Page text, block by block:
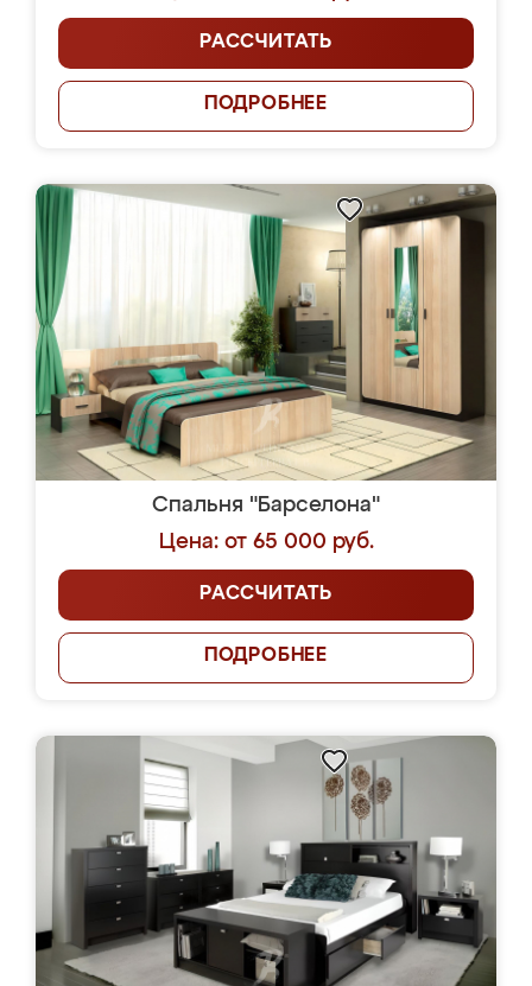
РАССЧИТАТЬ
ПОДРОБНЕЕ
Спальня "Барселона"
Цена: от 65 000 руб.
РАССЧИТАТЬ
ПОДРОБНЕЕ